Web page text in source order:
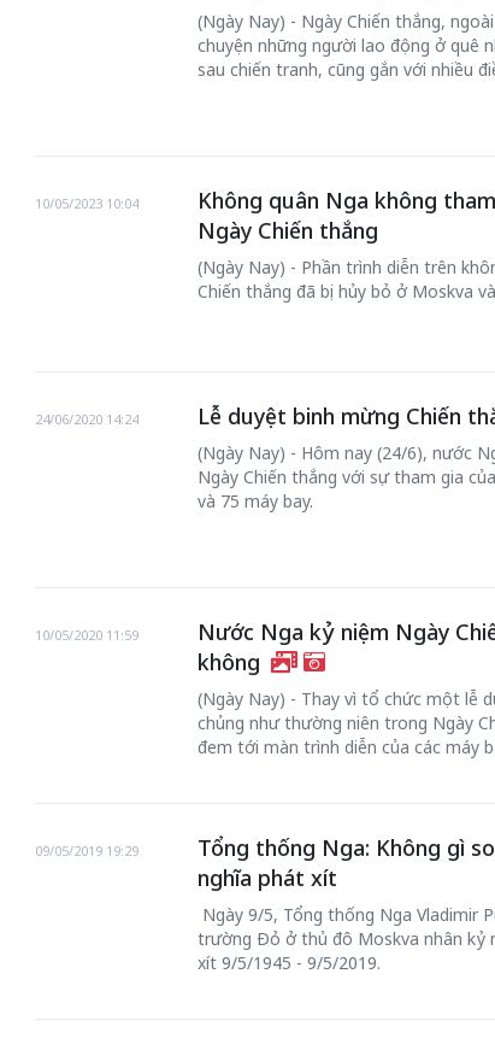
(Ngày Nay) - Ngày Chiến thắng,
chuyện những người lao động ở quê
sau chiến tranh, cũng gắn với nhiều
Không quân Nga không
Ngày Chiến thắng
10/05/2023 10:04
(Ngày Nay) - Phần trình diễn trên
Chiến thắng đã bị hủy bỏ ở Moskva
Lễ duyệt binh mừng Chiến
24/06/2020 14:24
(Ngày Nay) - Hôm nay (24/6), nước
Ngày Chiến thắng với sự tham gia
và 75 máy bay.
Nước Nga kỷ niệm Ngày
không
10/05/2020 11:59
(Ngày Nay) - Thay vì tổ chức một lễ
chủng như thường niên trong Ngày
đem tới màn trình diễn của các máy
Tổng thống Nga: Không gì
nghĩa phát xít
09/05/2019 19:29
Ngày 9/5, Tổng thống Nga Vladimir
trường Đỏ ở thủ đô Moskva nhân kỷ
xít 9/5/1945 - 9/5/2019.
Hà Nội vững bước vào
50 năm
nhập
nguồn nội